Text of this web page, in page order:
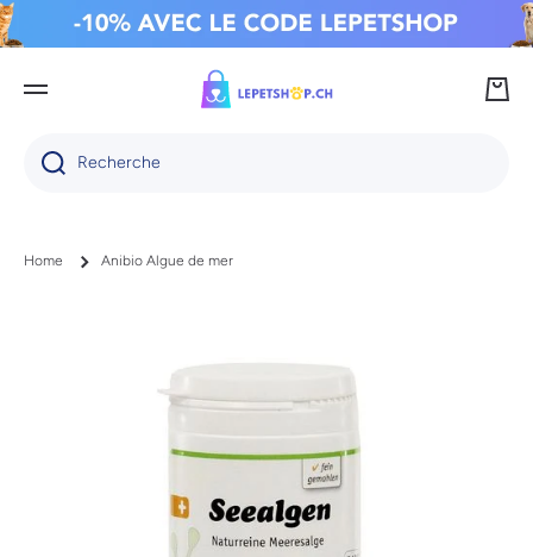
IGNORER ET PASSER AU CONTENU
Recherche
Home Anibio Algue de mer